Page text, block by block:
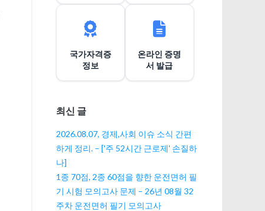
이
국가자격증
정보
온라인 증명
서 발급
최신 글
2026.08.07, 경제,사회 이슈 소식 간편
하게 정리. – ['주 52시간 근로제' 손질하
나]
1종 70점, 2종 60점을 향한 운전면허 필
기 시험 모의고사 문제 – 26년 08월 32
주차 운전면허 필기 모의고사